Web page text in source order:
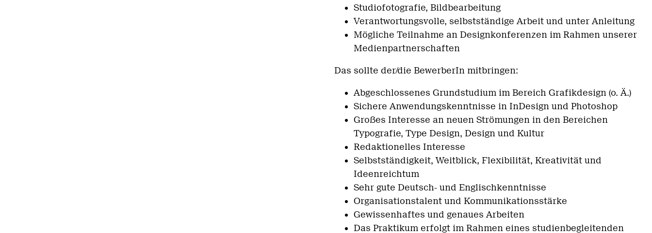
Studiofotografie, Bildbearbeitung
Verantwortungsvolle, selbstständige Arbeit und unter Anleitung
Mögliche Teilnahme an Designkonferenzen im Rahmen unserer
Medienpartnerschaften
Das sollte der/die BewerberIn mitbringen:
Abgeschlossenes Grundstudium im Bereich Grafikdesign (o. Ä.)
Sichere Anwendungskenntnisse in InDesign und Photoshop
Großes Interesse an neuen Strömungen in den Bereichen
Typografie, Type Design, Design und Kultur
Redaktionelles Interesse
Selbstständigkeit, Weitblick, Flexibilität, Kreativität und
Ideenreichtum
Sehr gute Deutsch- und Englischkenntnisse
Organisationstalent und Kommunikationsstärke
Gewissenhaftes und genaues Arbeiten
Das Praktikum erfolgt im Rahmen eines studienbegleitenden